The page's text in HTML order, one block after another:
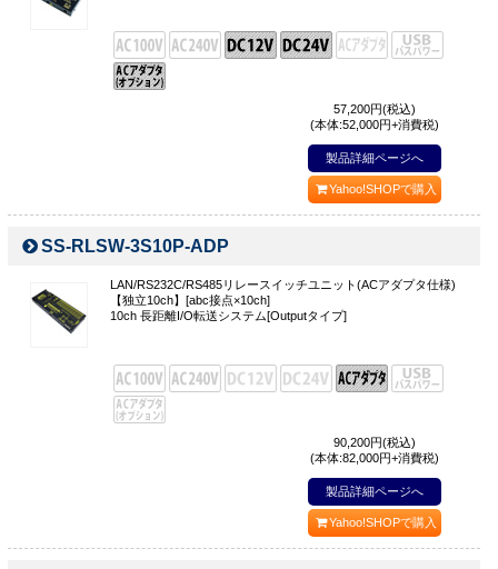
57,200円(税込)
(本体:52,000円+消費税)
製品詳細ページへ
Yahoo!SHOPで購入
SS-RLSW-3S10P-ADP
LAN/RS232C/RS485リレースイッチユニット(ACアダプタ仕様)
【独立10ch】[abc接点×10ch]
10ch 長距離I/O転送システム[Outputタイプ]
90,200円(税込)
(本体:82,000円+消費税)
製品詳細ページへ
Yahoo!SHOPで購入